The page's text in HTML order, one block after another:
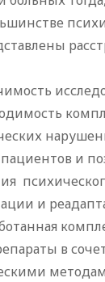
пациентов и
и
в